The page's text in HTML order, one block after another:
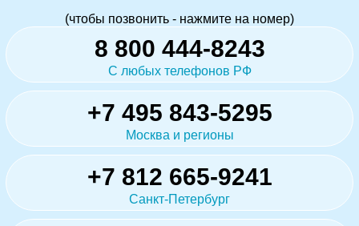
(чтобы позвонить - нажмите на номер)
8 800 444-8243
С любых телефонов РФ
+7 495 843-5295
Москва и регионы
+7 812 665-9241
Санкт-Петербург